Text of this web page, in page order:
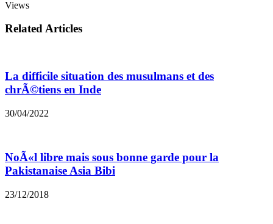
Views
Related Articles
La difficile situation des musulmans et des
chrÃ©tiens en Inde
30/04/2022
NoÃ«l libre mais sous bonne garde pour la
Pakistanaise Asia Bibi
23/12/2018